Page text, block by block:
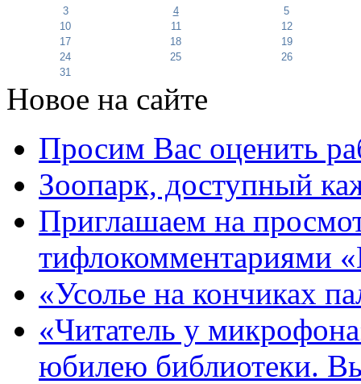
3 4
5
10
11
12
17
18
19
24
25
26
31
Новое на сайте
Просим Вас оценить
Зоопарк, доступный
Приглашаем на
тифлокомментариями
«Усолье на кончиках
«Читатель у
юбилею библиотеки.